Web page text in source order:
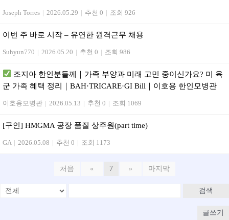
Joseph Torres | 2026.05.29 | 추천 0 | 조회 926
이번 주 바로 시작 – 유연한 원격근무 채용
Suhyun770 | 2026.05.20 | 추천 0 | 조회 986
조지아 한인분들께｜가족 부양과 미래 고민 중이신가요? 미 육
군 가족 혜택 정리｜BAH·TRICARE·GI Bill｜이호용 한인모병관
이호용모병관 | 2026.05.13 | 추천 0 | 조회 1069
[구인] HMGMA 공장 품질 상주원(part time)
GA | 2026.05.08 | 추천 0 | 조회 1173
처음 « 7 » 마지막
검색
글쓰기